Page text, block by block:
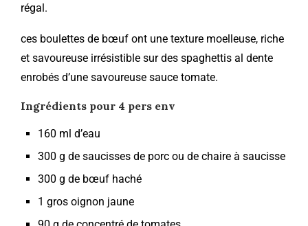
régal.
ces boulettes de bœuf ont une texture moelleuse, riche
et savoureuse irrésistible sur des spaghettis al dente
enrobés d’une savoureuse sauce tomate.
Ingrédients pour 4 pers env
160 ml d’eau
300 g de saucisses de porc ou de chaire à saucisse
300 g de bœuf haché
1 gros oignon jaune